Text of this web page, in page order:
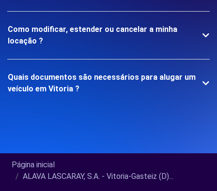
Como modificar, estender ou cancelar a minha
locação ?
Quais documentos são necessários para alugar um
veículo em Vitoria ?
Página inicial
ALAVA LASCARAY, S.A. - Vitoria-Gasteiz (D)...